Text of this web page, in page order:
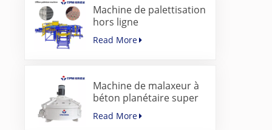
Machine de palettisation
hors ligne
servocommandée pour
blocs de béton
Read More
Machine de malaxeur à
béton planétaire super
rapide pour machine à
pavés
Read More